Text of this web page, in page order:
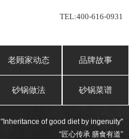
TEL:400-616-0931
老顾家动态 品牌故事
砂锅做法 砂锅菜谱
"Inheritance of good diet by ingenuity"
“匠心传承 膳食有道”